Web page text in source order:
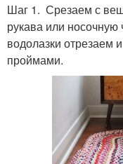
Шаг 1. Срезаем с
рукава или носочную
водолазки отрезаем
проймами.